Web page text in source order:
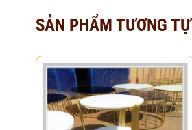
SẢN PHẨM TƯƠNG TỰ